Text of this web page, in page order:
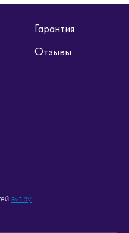
Гарантия
Отзывы
avt.by